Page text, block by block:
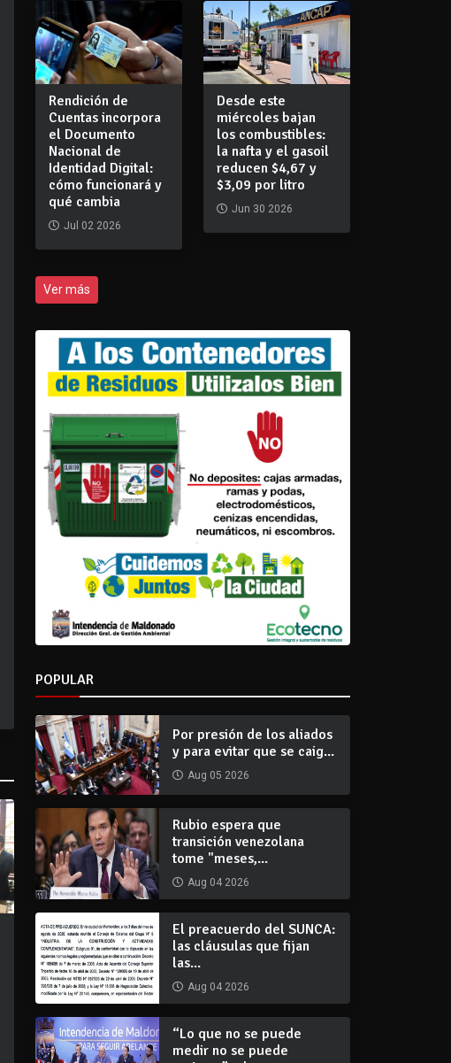
Rendición de
Cuentas incorpora
el Documento
Nacional de
Identidad Digital:
cómo funcionará y
qué cambia
Jul 02 2026
Desde este
miércoles bajan
los combustibles:
la nafta y el gasoil
reducen $4,67 y
$3,09 por litro
Jun 30 2026
Ver más
POPULAR
Por presión de los aliados
y para evitar que se caig...
Aug 05 2026
Rubio espera que
transición venezolana
tome "meses,...
Aug 04 2026
El preacuerdo del SUNCA:
las cláusulas que fijan
las...
Aug 04 2026
“Lo que no se puede
medir no se puede